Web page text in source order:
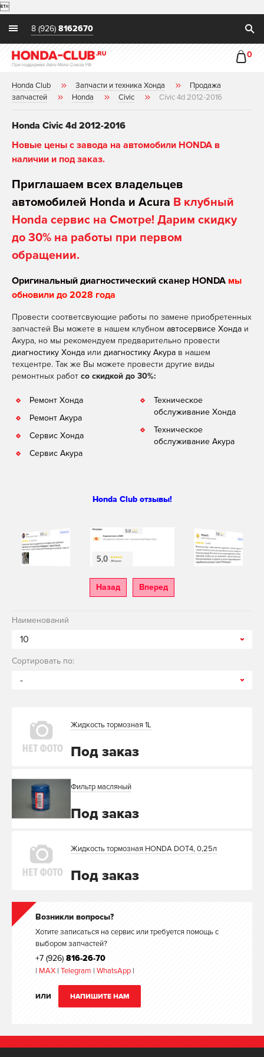

8 (926) 8162670
0
Honda Club Запчасти и техника Хонда
Продажа
запчастей
Honda Civic Civic 4d 2012-2016
Honda Civic 4d 2012-2016
Новые цены с завода на автомобили HONDA в
наличии и под заказ.
Приглашаем всех владельцев
автомобилей Honda и Acura В клубный
Honda сервис на Смотре! Дарим скидку
до 30% на работы при первом
обращении.
Оригинальный диагностический сканер HONDA мы
обновили до 2028 года
Провести соответсвующие работы по замене приобретенных
запчастей Вы можете в нашем клубном автосервисе Хонда и
Акура, но мы рекомендуем предварительно провести
диагностику Хонда или диагностику Акура в нашем
техцентре. Так же Вы можете провести другие виды
ремонтных работ со скидкой до 30%:
Ремонт Хонда
Ремонт Акура
Сервис Хонда
Сервис Акура
Техническое
обслуживание Хонда
Техническое
обслуживание Акура
Honda Club отзывы!
Назад Вперед
Наименований
10
Сортировать по:
-
Жидкость тормозная 1L
Под заказ
Фильтр масляный
Под заказ
Жидкость тормозная HONDA DOT4, 0,25л
Под заказ
Возникли вопросы?
Хотите записаться на сервис или требуется помощь с
выбором запчастей?
+7 (926) 816-26-70
| MAX | Telegram | WhatsApp |
ИЛИ НАПИШИТЕ НАМ